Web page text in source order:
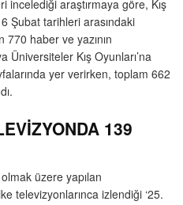
incelediği araştırmaya göre, Kış
6 Şubat tarihleri arasındaki
770 haber ve yazının
Üniversiteler Kış Oyunları’na
yer verirken, toplam 662
139
üzere yapılan
televizyonlarınca izlendiği ‘25.